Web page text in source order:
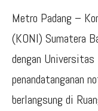
Metro Padang –
(KONI) Sumatera
dengan
penandatanganan
berlangsung di